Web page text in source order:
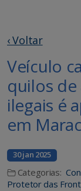
‹ Voltar
Veículo
quilos
ilegais é
em
30 jan 2025
Categorias:
Protetor das